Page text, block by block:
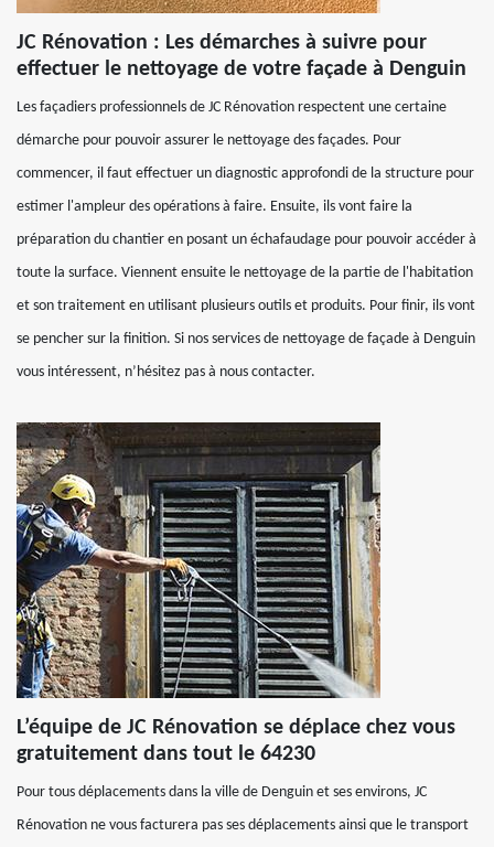
JC Rénovation : Les démarches à suivre pour
effectuer le nettoyage de votre façade à Denguin
Les façadiers professionnels de JC Rénovation respectent une certaine
démarche pour pouvoir assurer le nettoyage des façades. Pour
commencer, il faut effectuer un diagnostic approfondi de la structure pour
estimer l'ampleur des opérations à faire. Ensuite, ils vont faire la
préparation du chantier en posant un échafaudage pour pouvoir accéder à
toute la surface. Viennent ensuite le nettoyage de la partie de l'habitation
et son traitement en utilisant plusieurs outils et produits. Pour finir, ils vont
se pencher sur la finition. Si nos services de nettoyage de façade à Denguin
vous intéressent, n’hésitez pas à nous contacter.
L’équipe de JC Rénovation se déplace chez vous
gratuitement dans tout le 64230
Pour tous déplacements dans la ville de Denguin et ses environs, JC
Rénovation ne vous facturera pas ses déplacements ainsi que le transport